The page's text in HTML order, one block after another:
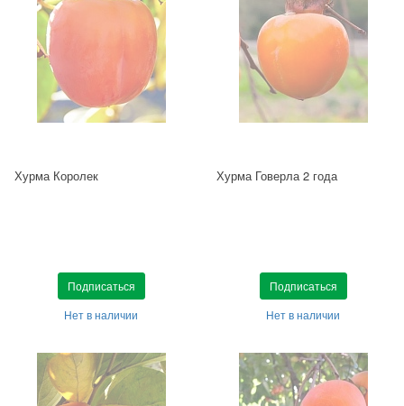
Хурма Королек
Подписаться
Нет в наличии
Хурма Говерла 2 года
Подписаться
Нет в наличии